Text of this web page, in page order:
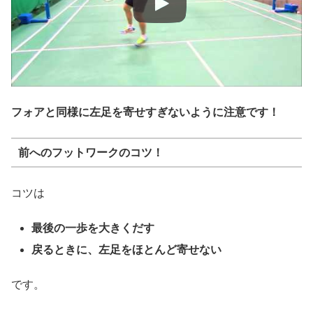
フォアと同様に左足を寄せすぎないように注意です！
前へのフットワークのコツ！
コツは
最後の一歩を大きくだす
戻るときに、左足をほとんど寄せない
です。